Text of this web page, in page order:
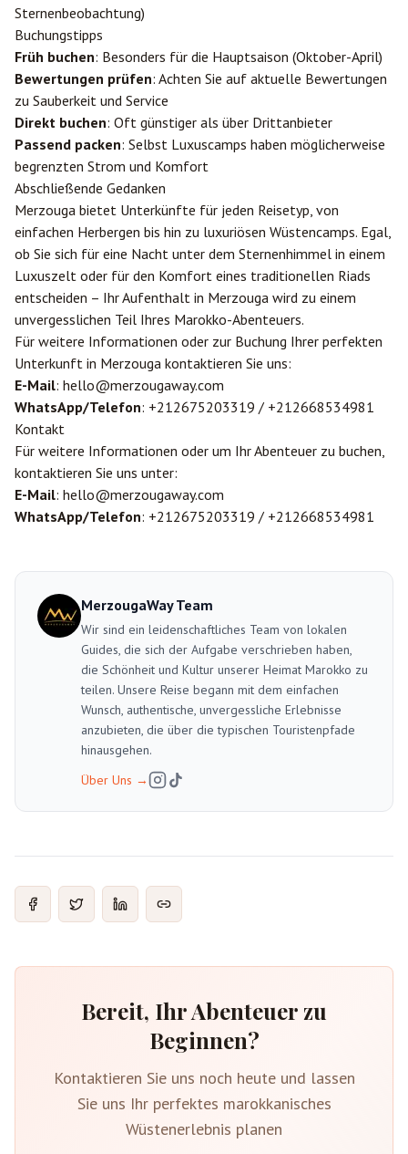
Sternenbeobachtung)
Buchungstipps
Früh buchen: Besonders für die Hauptsaison (Oktober-April)
Bewertungen prüfen: Achten Sie auf aktuelle Bewertungen
zu Sauberkeit und Service
Direkt buchen: Oft günstiger als über Drittanbieter
Passend packen: Selbst Luxuscamps haben möglicherweise
begrenzten Strom und Komfort
Abschließende Gedanken
Merzouga bietet Unterkünfte für jeden Reisetyp, von
einfachen Herbergen bis hin zu luxuriösen Wüstencamps. Egal,
ob Sie sich für eine Nacht unter dem Sternenhimmel in einem
Luxuszelt oder für den Komfort eines traditionellen Riads
entscheiden – Ihr Aufenthalt in Merzouga wird zu einem
unvergesslichen Teil Ihres Marokko-Abenteuers.
Für weitere Informationen oder zur Buchung Ihrer perfekten
Unterkunft in Merzouga kontaktieren Sie uns:
E-Mail: hello@merzougaway.com
WhatsApp/Telefon: +212675203319 / +212668534981
Kontakt
Für weitere Informationen oder um Ihr Abenteuer zu buchen,
kontaktieren Sie uns unter:
E-Mail: hello@merzougaway.com
WhatsApp/Telefon: +212675203319 / +212668534981
MerzougaWay Team
Wir sind ein leidenschaftliches Team von lokalen
Guides, die sich der Aufgabe verschrieben haben,
die Schönheit und Kultur unserer Heimat Marokko zu
teilen. Unsere Reise begann mit dem einfachen
Wunsch, authentische, unvergessliche Erlebnisse
anzubieten, die über die typischen Touristenpfade
hinausgehen.
Über Uns →
Bereit, Ihr Abenteuer zu
Beginnen?
Kontaktieren Sie uns noch heute und lassen
Sie uns Ihr perfektes marokkanisches
Wüstenerlebnis planen